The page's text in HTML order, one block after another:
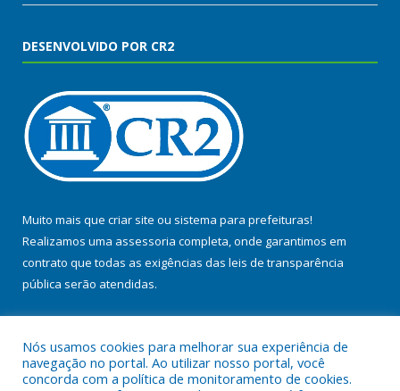
DESENVOLVIDO POR CR2
Muito mais que criar site ou sistema para prefeituras!
Realizamos uma assessoria completa, onde garantimos em
contrato que todas as exigências das leis de transparência
pública serão atendidas.
Nós usamos cookies para melhorar sua experiência de
navegação no portal. Ao utilizar nosso portal, você
concorda com a política de monitoramento de cookies.